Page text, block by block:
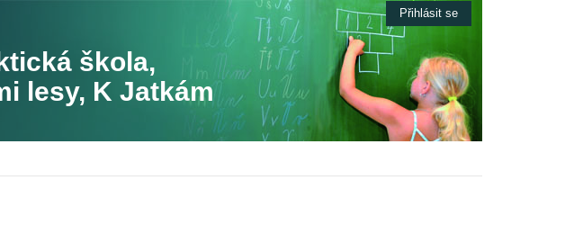
Přihlásit se
škola,
lesy, K Jatkám